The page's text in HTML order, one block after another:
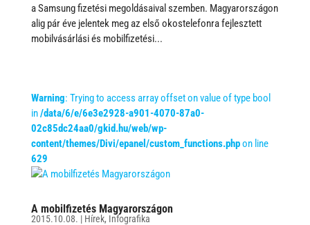
a Samsung fizetési megoldásaival szemben. Magyarországon
alig pár éve jelentek meg az első okostelefonra fejlesztett
mobilvásárlási és mobilfizetési...
Warning: Trying to access array offset on value of type bool
in/data/6/e/6e3e2928-a901-4070-87a0-
02c85dc24aa0/gkid.hu/web/wp-
content/themes/Divi/epanel/custom_functions.phpon line
629
A mobilfizetés Magyarországon
2015.10.08. | Hírek, Infografika